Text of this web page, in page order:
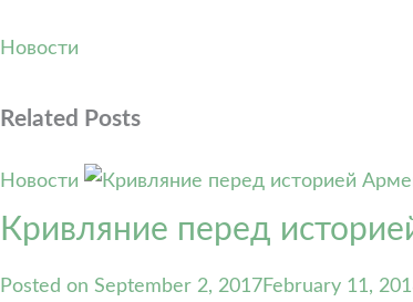
Новости
Related Posts
Новости
Кривляние перед
Posted on September 2, 2017February 11,